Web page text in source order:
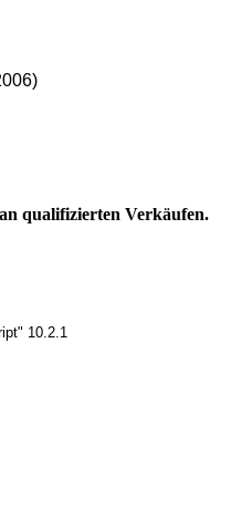
qualifizierten Verkäufen.
10.2.1